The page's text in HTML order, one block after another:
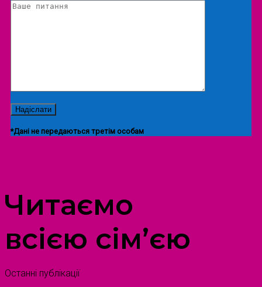
*Дані не передаються третім особам
Читаємо
всією сім’єю
Останні публікації